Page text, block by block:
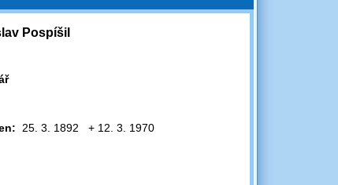
Pospíšil
25. 3. 1892 + 12. 3. 1970